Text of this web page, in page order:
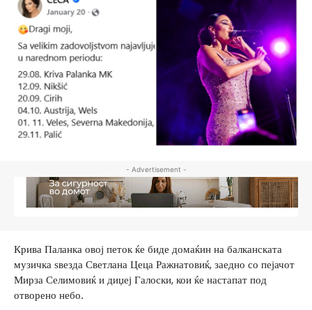
- Advertisement -
Крива Паланка овој петок ќе биде домаќин на балканската
музичка ѕвезда Светлана Цеца Ражнатовиќ, заедно со пејачот
Мирза Селимовиќ и диџеј Галоски, кои ќе настапат под
отворено небо.